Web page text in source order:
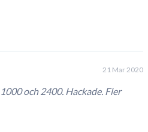
21 Mar 2020
och 2400. Hackade. Fler